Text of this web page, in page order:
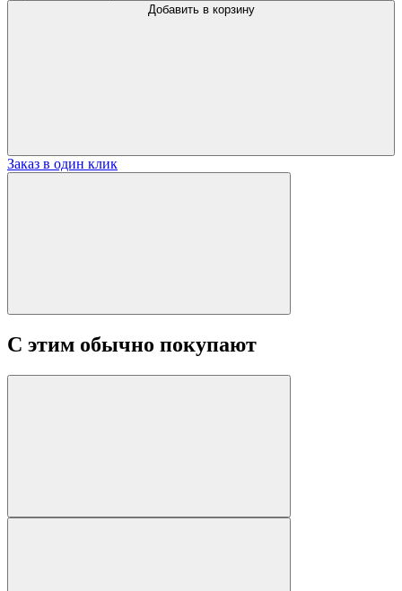
Добавить в корзину
Заказ в один клик
С этим обычно покупают